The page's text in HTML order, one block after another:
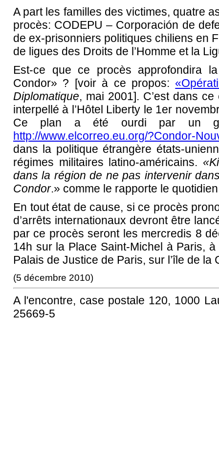
A part les familles des victimes, quatre
procès: CODEPU – Corporación de
de ex-prisonniers politiques chiliens en
de ligues des Droits de l’Homme et la
Est-ce que ce procès approfondira
Condor» ? [voir à ce propos:
Diplomatique, mai 2001]. C’est dans
interpellé à l’Hôtel Liberty le 1er
Ce plan a été ourdi par un
http://www.elcorreo.eu.org/?Condor-
dans la politique étrangère états-
régimes militaires latino-américains.
dans la région de ne pas intervenir
Condor.» comme le rapporte le
En tout état de cause, si ce procès
d’arrêts internationaux devront être
par ce procès seront les mercredis 8
14h sur la Place Saint-Michel à Paris,
Palais de Justice de Paris, sur l’île de
(5 décembre 2010)
A l'encontre, case postale 120, 1000
25669-5